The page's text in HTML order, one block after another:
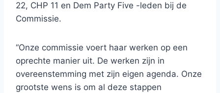
22, CHP 11 en Dem Party Five -leden bij de
Commissie.
“Onze commissie voert haar werken op een
oprechte manier uit. De werken zijn in
overeenstemming met zijn eigen agenda. Onze
grootste wens is om al deze stappen